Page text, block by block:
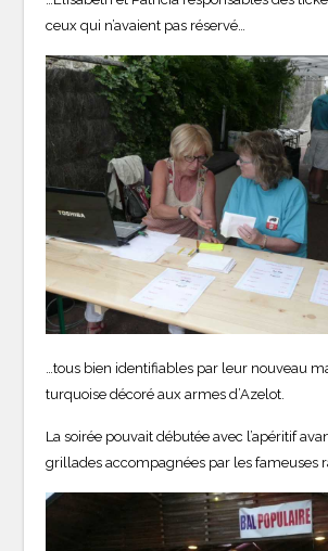
ceux qui n’avaient pas réservé…
…tous bien identifiables par leur nouveau
turquoise décoré aux armes d’Azelot.
La soirée pouvait débutée avec l’apéritif
grillades accompagnées par les fameuses